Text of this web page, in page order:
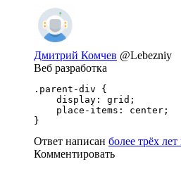
Дмитрий Комчев @Lebezniy
Веб разработка
.parent-div {
    display: grid;
    place-items: center;
}
Ответ написан более трёх лет
Комментировать